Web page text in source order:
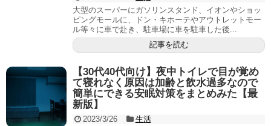
大型のスーパーにガソリンスタンド、イオンやショッ
ピングモールに、ドン・キホーテやアウトレットモー
ル等々に車で赴き、駐車場に車を駐車した後...
記事を読む
【30代40代向け】夜中トイレで目が覚め
て寝れなく原因は加齢と飲水過多なので
簡単にできる安眠対策をまとめみた【最
新版】
2023/3/26
生活